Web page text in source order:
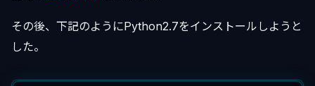
その後、下記のようにPython2.7をインストールしようと
した。